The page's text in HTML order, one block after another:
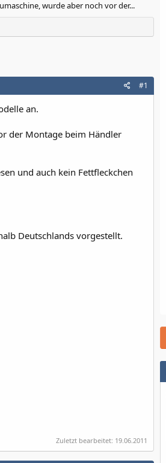
wurde aber noch vor der...
#1
an.
der Montage beim Händler
und auch kein Fettfleckchen
Deutschlands vorgestellt.
Zuletzt bearbeitet: 19.06.2011